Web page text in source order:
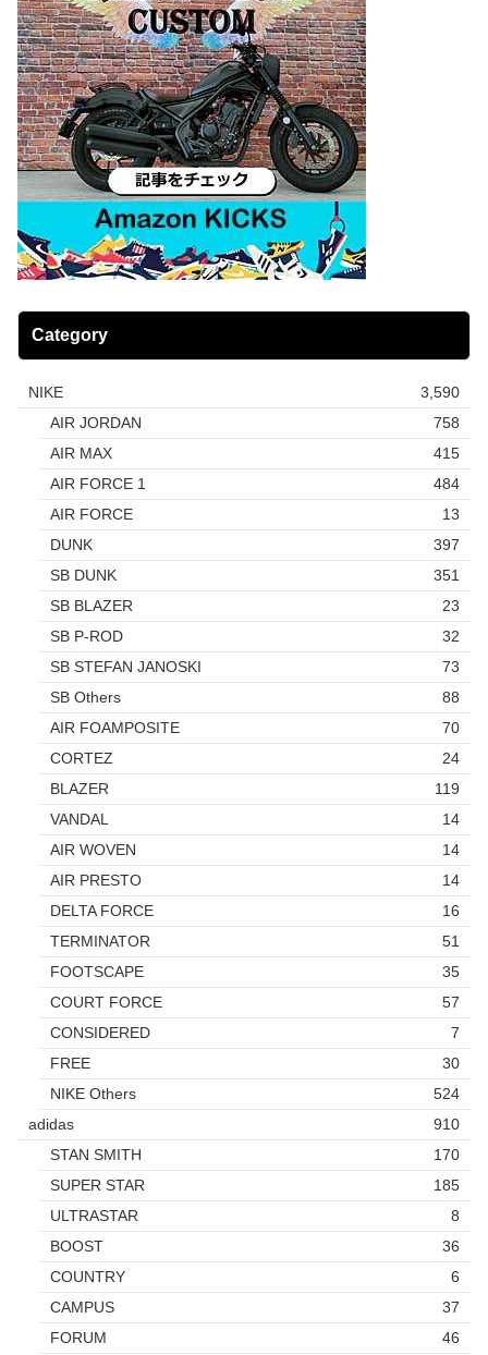
Category
NIKE
3,590
AIR JORDAN
758
AIR MAX
415
AIR FORCE 1
484
AIR FORCE
13
DUNK
397
SB DUNK
351
SB BLAZER
23
SB P-ROD
32
SB STEFAN JANOSKI
73
SB Others
88
AIR FOAMPOSITE
70
CORTEZ
24
BLAZER
119
VANDAL
14
AIR WOVEN
14
AIR PRESTO
14
DELTA FORCE
16
TERMINATOR
51
FOOTSCAPE
35
COURT FORCE
57
CONSIDERED
7
FREE
30
NIKE Others
524
adidas
910
STAN SMITH
170
SUPER STAR
185
ULTRASTAR
8
BOOST
36
COUNTRY
6
CAMPUS
37
FORUM
46